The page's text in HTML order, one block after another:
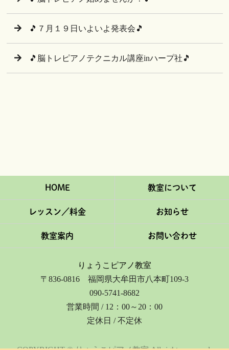
🎵７月１９日いよいよ発表会🎵
🎵脳トレピアノテクニカル講座inハープ社🎵
HOME 教室について
レッスン／料金 お知らせ
教室案内 お問い合わせ
りょうこピアノ教室
〒836-0816 福岡県大牟田市八本町109-3
090-5741-8682
営業時間 / 12：00～20：00
定休日 / 不定休